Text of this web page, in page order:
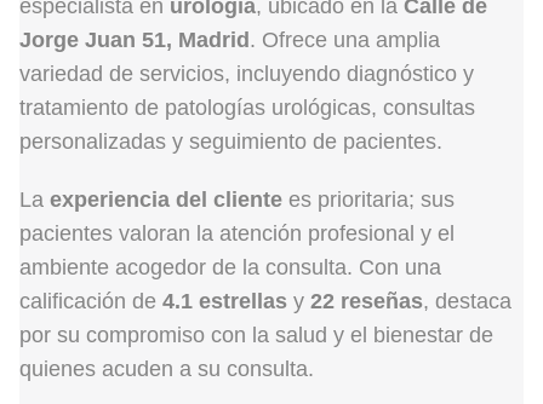
especialista en urología, ubicado en la Calle de
Jorge Juan 51, Madrid . Ofrece una amplia
variedad de servicios, incluyendo diagnóstico y
tratamiento de patologías urológicas, consultas
personalizadas y seguimiento de pacientes.
La experiencia del cliente es prioritaria; sus
pacientes valoran la atención profesional y el
ambiente acogedor de la consulta. Con una
calificación de 4.1 estrellas y 22 reseñas, destaca
por su compromiso con la salud y el bienestar de
quienes acuden a su consulta.